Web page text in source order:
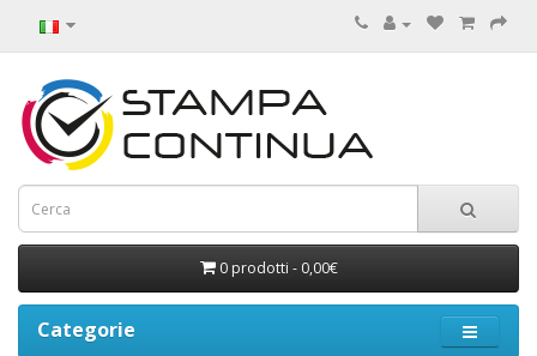
0 prodotti - 0,00€
Categorie